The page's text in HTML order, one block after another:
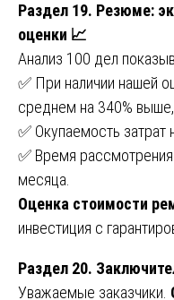
Раздел 19. Резюме:
оценки 📈
Анализ 100 дел
✅ При наличии нашей
среднем на 340% выше,
✅ Окупаемость затрат
✅ Время
месяца.
Оценка стоимости
инвестиция с
Раздел 20.
Уважаемые заказчики.